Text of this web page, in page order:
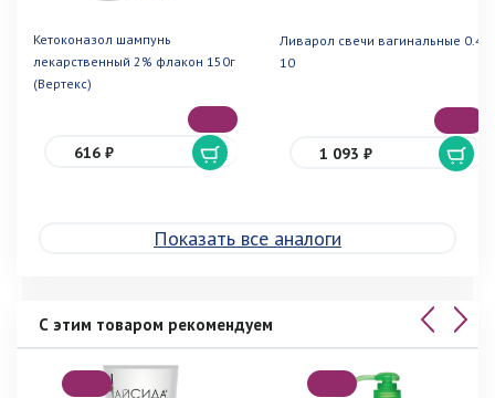
Кетоконазол шампунь
лекарственный 2% флакон 150г
(Вертекс)
616 ₽
Ливарол свечи вагинальные 0.4г
10
1 093 ₽
Показать все аналоги
С этим товаром рекомендуем